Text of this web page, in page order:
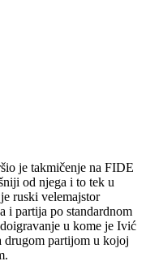
je takmičenje na FIDE
od njega i to tek u
ruski velemajstor
i partija po standardnom
u kome je Ivić
drugom partijom u kojoj